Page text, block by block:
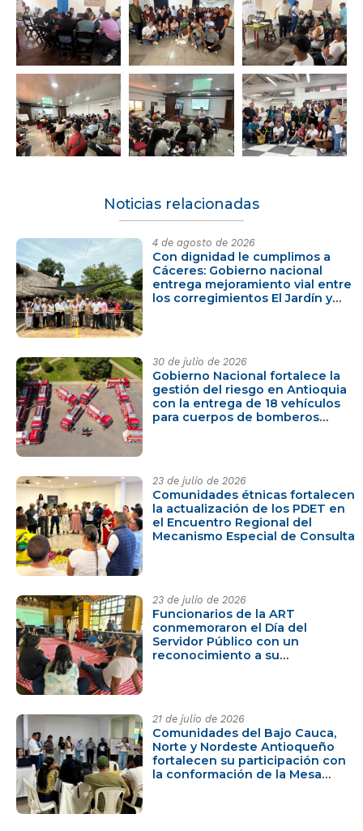
Noticias relacionadas
4 de agosto de 2026
Con dignidad le cumplimos a
Cáceres: Gobierno nacional
entrega mejoramiento vial entre
los corregimientos El Jardín y
30 de julio de 2026
Gobierno Nacional fortalece la
gestión del riesgo en Antioquia
con la entrega de 18 vehículos
para cuerpos de bomberos
23 de julio de 2026
Comunidades étnicas fortalecen
la actualización de los PDET en
el Encuentro Regional del
Mecanismo Especial de Consulta
23 de julio de 2026
Funcionarios de la ART
conmemoraron el Día del
Servidor Público con un
reconocimiento a su
21 de julio de 2026
Comunidades del Bajo Cauca,
Norte y Nordeste Antioqueño
fortalecen su participación con
la conformación de la Mesa